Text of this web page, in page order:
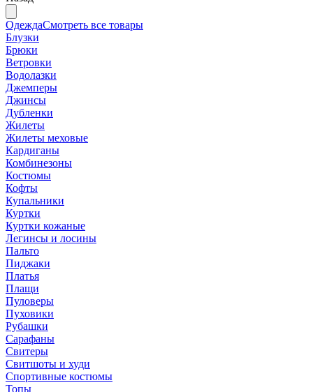
ОдеждаСмотреть все товары
Блузки
Брюки
Ветровки
Водолазки
Джемперы
Джинсы
Дубленки
Жилеты
Жилеты меховые
Кардиганы
Комбинезоны
Костюмы
Кофты
Купальники
Куртки
Куртки кожаные
Легинсы и лосины
Пальто
Пиджаки
Платья
Плащи
Пуловеры
Пуховики
Рубашки
Сарафаны
Свитеры
Свитшоты и худи
Спортивные костюмы
Топы